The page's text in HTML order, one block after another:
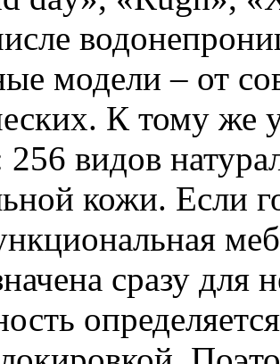
модели – от
К тому же
видов
кожи. Если
сразу для